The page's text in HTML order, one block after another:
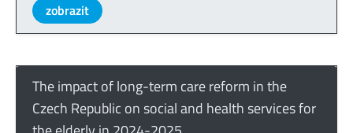
zobrazit
The impact of long-term care reform in the
Czech Republic on social and health services for